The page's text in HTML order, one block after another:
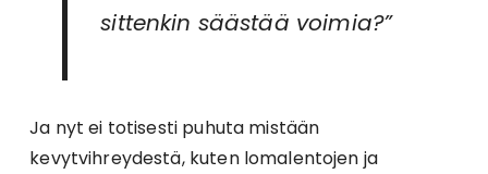
sittenkin säästää voimia?”
Ja nyt ei totisesti puhuta mistään
kevytvihreydestä, kuten lomalentojen ja